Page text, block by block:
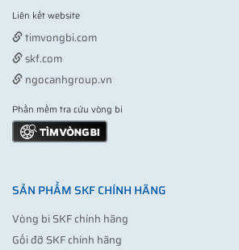
Liên kết website
timvongbi.com
skf.com
ngocanhgroup.vn
Phần mềm tra cứu vòng bi
SẢN PHẨM SKF CHÍNH HÃNG
Vòng bi SKF chính hãng
Gối đỡ SKF chính hãng